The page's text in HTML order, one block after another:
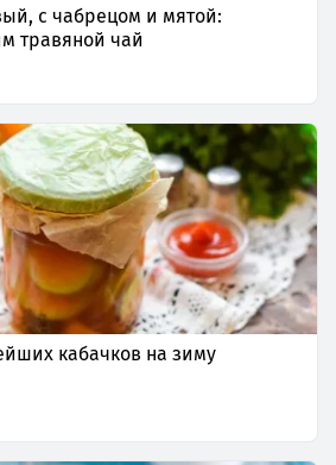
с чабрецом и мятой:
травяной чай
кабачков на зиму